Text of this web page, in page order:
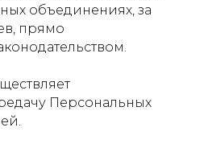
объединениях, за
прямо
Персональных